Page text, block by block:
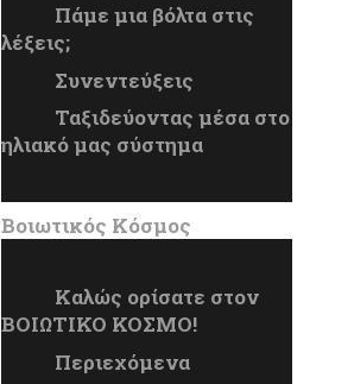
Πάμε μια βόλτα στις
λέξεις;
Συνεντεύξεις
Ταξιδεύοντας μέσα στο
ηλιακό μας σύστημα
Βοιωτικός Κόσμος
Καλώς ορίσατε στον
ΒΟΙΩΤΙΚΟ ΚΟΣΜΟ!
Περιεχόμενα